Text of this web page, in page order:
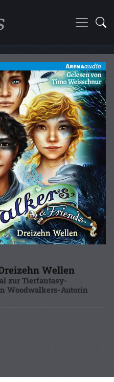
Wellen
zur Tierfantasy-
Woodwalkers-Autorin